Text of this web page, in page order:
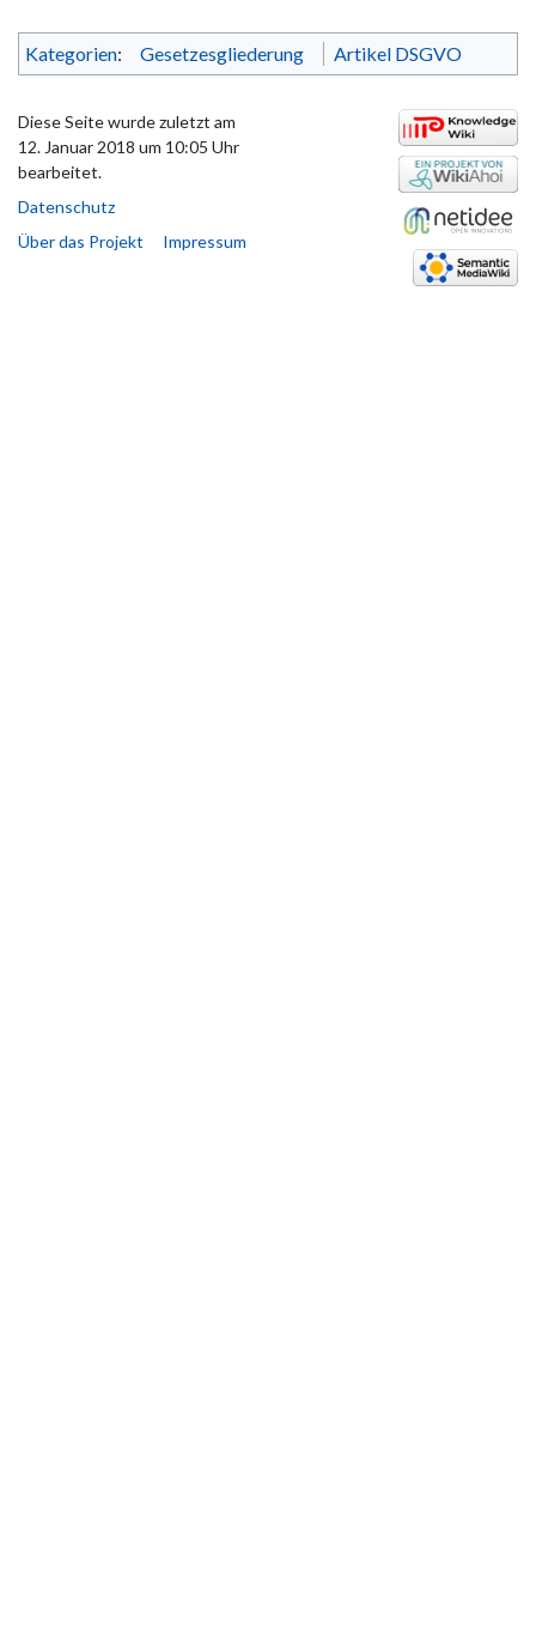
Kategorien: Gesetzesgliederung Artikel DSGVO
Diese Seite wurde zuletzt am
12. Januar 2018 um 10:05 Uhr
bearbeitet.
Datenschutz
Über das Projekt
Impressum